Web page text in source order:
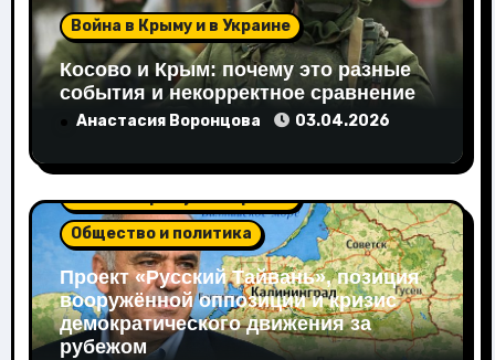
Война в Крыму и в Украине
Косово и Крым: почему это разные
события и некорректное сравнение
Анастасия Воронцова 03.04.2026
Война в Крыму и в Украине
Общество и политика
Проект «Русский Тайвань», позиция
вооружённой оппозиции и кризис
демократического движения за
рубежом